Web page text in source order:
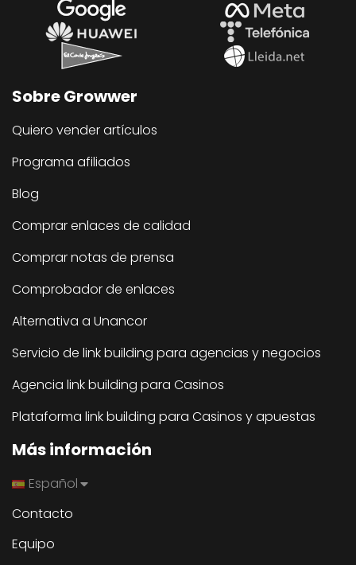
Sobre Growwer
Quiero vender artículos
Programa afiliados
Blog
Comprar enlaces de calidad
Comprar notas de prensa
Comprobador de enlaces
Alternativa a Unancor
Servicio de link building para agencias y negocios
Agencia link building para Casinos
Plataforma link building para Casinos y apuestas
Más información
Español
Contacto
Equipo